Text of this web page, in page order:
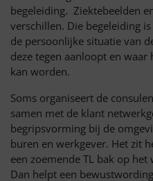
begeleiding. Ziektebeelden
verschillen. Die begeleiding
de persoonlijke situatie van
deze tegen aanloopt en
kan worden.
Soms organiseert de
samen met de klant
begripsvorming bij de
buren en werkgever. Het zit
een zoemende TL bak op
Dan helpt een